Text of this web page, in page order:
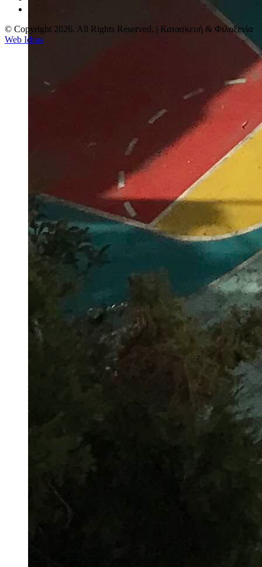
© Copyright 2026. All Rights Reserved. | Κατασκευή & Φιλοξενία
Web Ideas